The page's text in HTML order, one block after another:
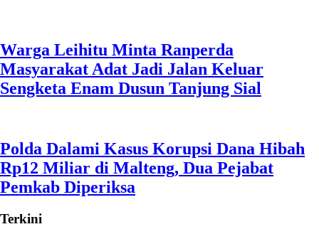
Warga Leihitu Minta Ranperda
Masyarakat Adat Jadi Jalan Keluar
Sengketa Enam Dusun Tanjung Sial
Polda Dalami Kasus Korupsi Dana Hibah
Rp12 Miliar di Malteng, Dua Pejabat
Pemkab Diperiksa
Terkini